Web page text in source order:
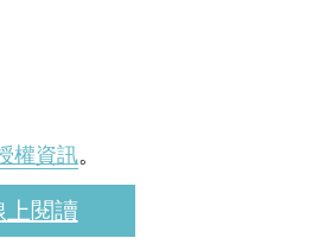
權資訊。
上閱讀